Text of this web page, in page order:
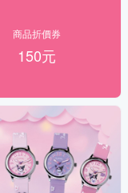
商品折價券
150元